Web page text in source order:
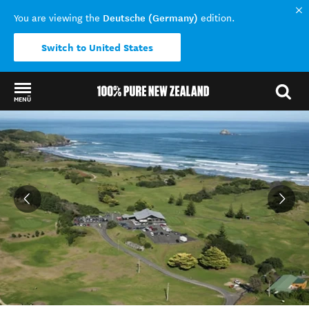
You are viewing the Deutsche (Germany) edition.
Switch to United States
MENÜ
Back to my results